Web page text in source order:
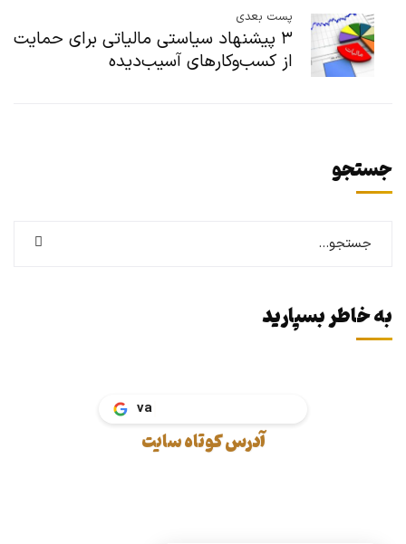
پست بعدی
۳ پیشنهاد سیاستی مالیاتی برای حمایت
از کسب‌وکارهای آسیب‌دیده
جستجو
به خاطر بسپارید
vakil.tax
آدرس کوتاه سایت